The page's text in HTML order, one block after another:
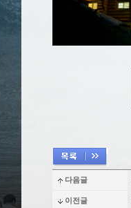
다음글
이전글